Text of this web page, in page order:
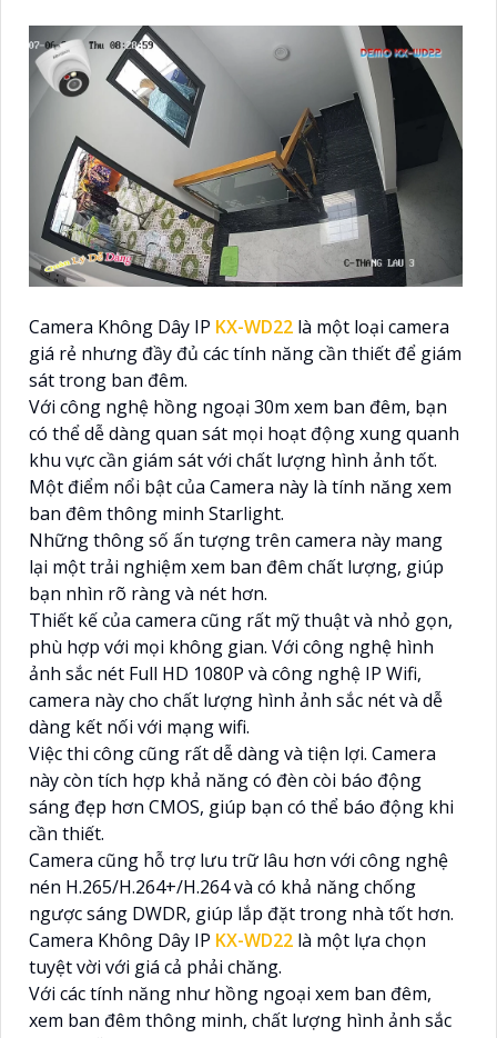
Camera Không Dây IP KX-WD22 là một loại camera
giá rẻ nhưng đầy đủ các tính năng cần thiết để giám
sát trong ban đêm.
Với công nghệ hồng ngoại 30m xem ban đêm, bạn
có thể dễ dàng quan sát mọi hoạt động xung quanh
khu vực cần giám sát với chất lượng hình ảnh tốt.
Một điểm nổi bật của Camera này là tính năng xem
ban đêm thông minh Starlight.
Những thông số ấn tượng trên camera này mang
lại một trải nghiệm xem ban đêm chất lượng, giúp
bạn nhìn rõ ràng và nét hơn.
Thiết kế của camera cũng rất mỹ thuật và nhỏ gọn,
phù hợp với mọi không gian. Với công nghệ hình
ảnh sắc nét Full HD 1080P và công nghệ IP Wifi,
camera này cho chất lượng hình ảnh sắc nét và dễ
dàng kết nối với mạng wifi.
Việc thi công cũng rất dễ dàng và tiện lợi. Camera
này còn tích hợp khả năng có đèn còi báo động
sáng đẹp hơn CMOS, giúp bạn có thể báo động khi
cần thiết.
Camera cũng hỗ trợ lưu trữ lâu hơn với công nghệ
nén H.265/H.264+/H.264 và có khả năng chống
ngược sáng DWDR, giúp lắp đặt trong nhà tốt hơn.
Camera Không Dây IP KX-WD22 là một lựa chọn
tuyệt vời với giá cả phải chăng.
Với các tính năng như hồng ngoại xem ban đêm,
xem ban đêm thông minh, chất lượng hình ảnh sắc